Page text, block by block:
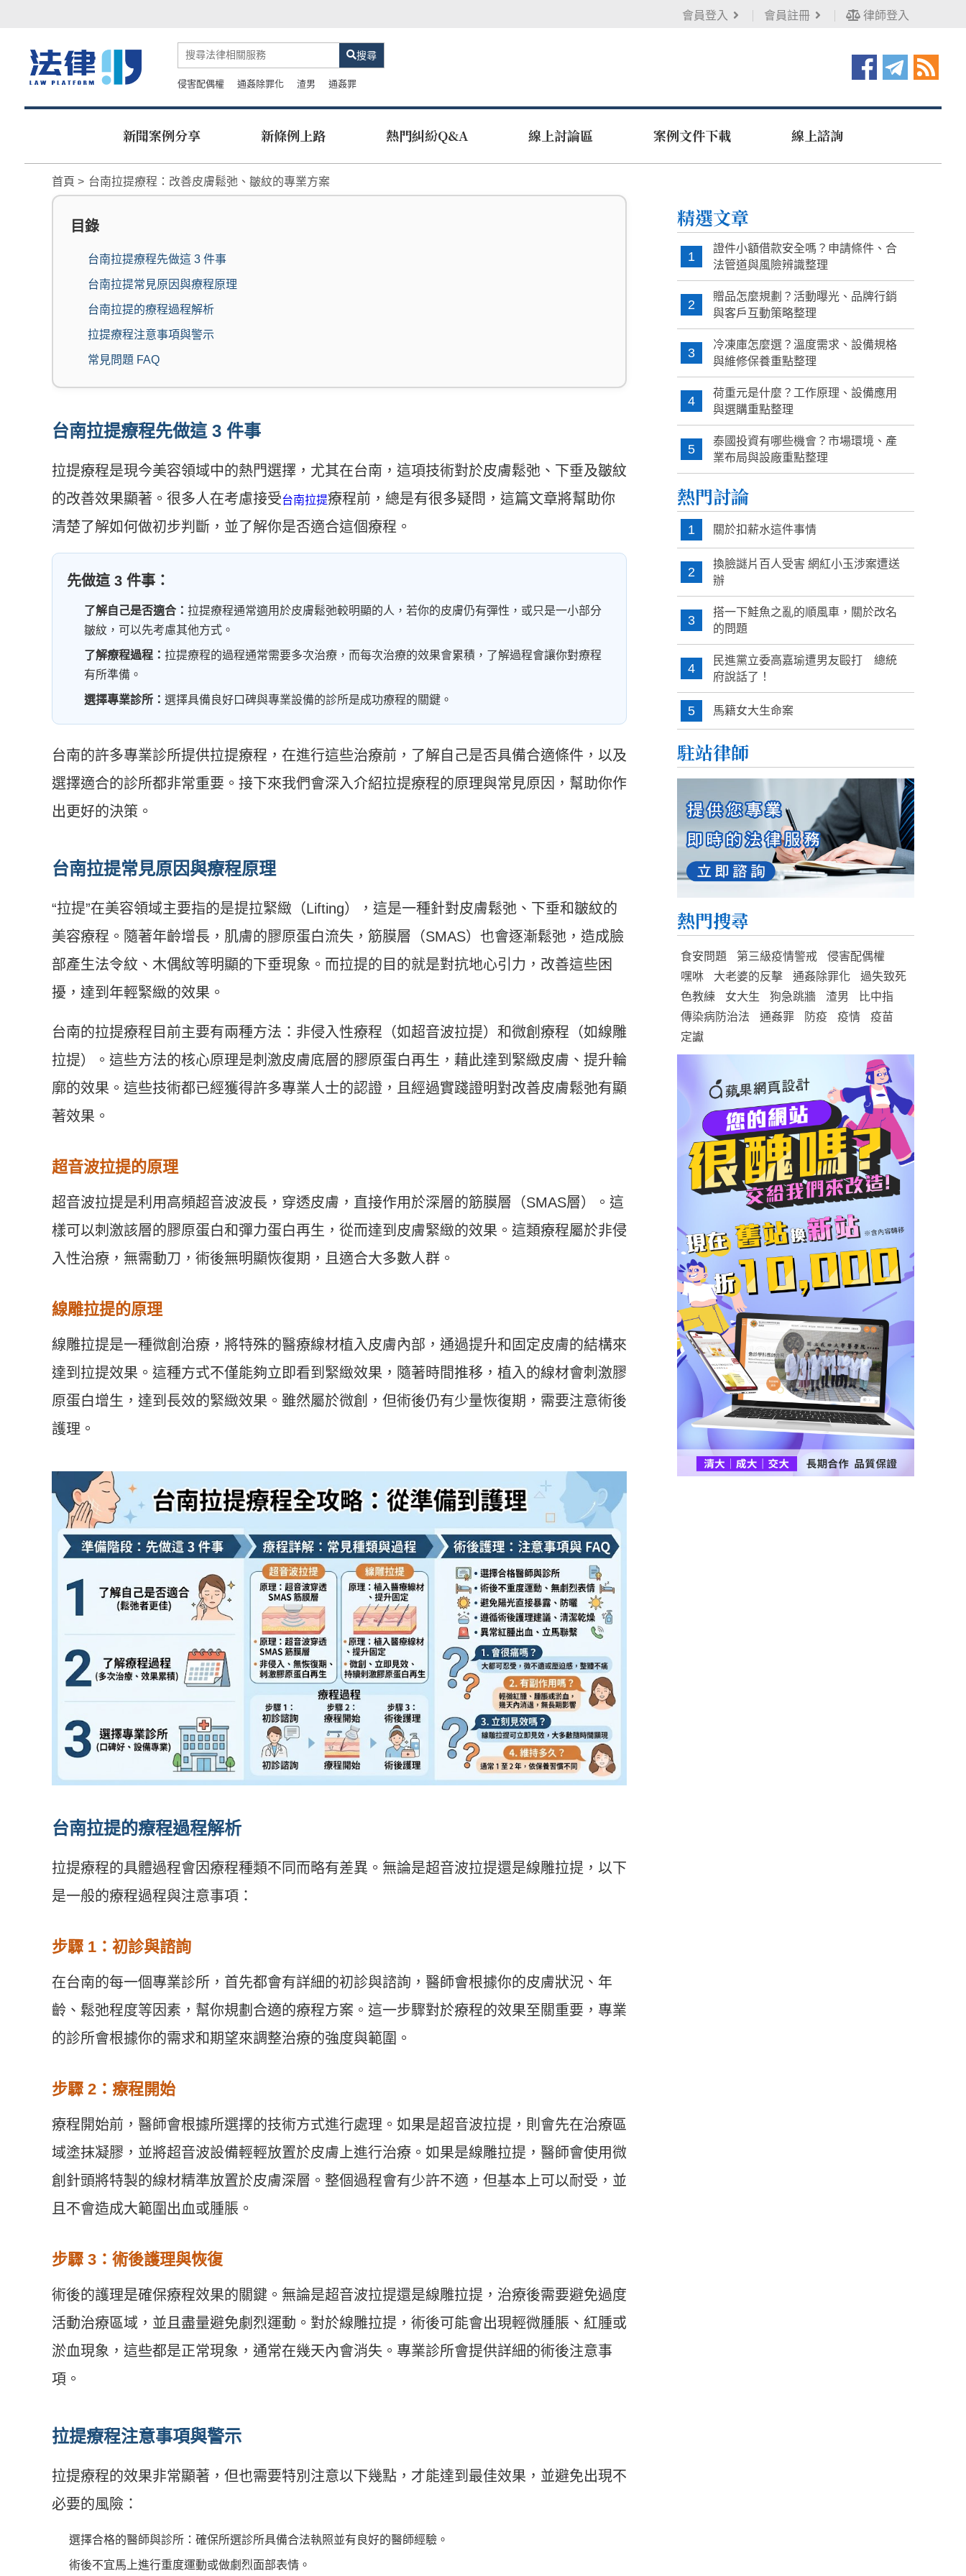
會員登入 會員註冊 律師登入
搜尋
侵害配偶權 通姦除罪化 渣男 通姦罪
新聞案例分享 新條例上路 熱門糾紛Q&A 線上討論區 案例文件下載 線上諮詢
首頁 台南拉提療程：改善皮膚鬆弛、皺紋的專業方案
目錄
台南拉提療程先做這 3 件事
台南拉提常見原因與療程原理
台南拉提的療程過程解析
拉提療程注意事項與警示
常見問題 FAQ
台南拉提療程先做這 3 件事
拉提療程是現今美容領域中的熱門選擇，尤其在台南，這項技術對於皮膚鬆弛、下垂及皺紋
的改善效果顯著。很多人在考慮接受台南拉提療程前，總是有很多疑問，這篇文章將幫助你
清楚了解如何做初步判斷，並了解你是否適合這個療程。
先做這 3 件事：
了解自己是否適合： 拉提療程通常適用於皮膚鬆弛較明顯的人，若你的皮膚仍有彈性，或只是一小部分
皺紋，可以先考慮其他方式。
了解療程過程： 拉提療程的過程通常需要多次治療，而每次治療的效果會累積，了解過程會讓你對療程
有所準備。
選擇專業診所： 選擇具備良好口碑與專業設備的診所是成功療程的關鍵。
台南的許多專業診所提供拉提療程，在進行這些治療前，了解自己是否具備合適條件，以及
選擇適合的診所都非常重要。接下來我們會深入介紹拉提療程的原理與常見原因，幫助你作
出更好的決策。
台南拉提常見原因與療程原理
“拉提”在美容領域主要指的是提拉緊緻（Lifting），這是一種針對皮膚鬆弛、下垂和皺紋的
美容療程。隨著年齡增長，肌膚的膠原蛋白流失，筋膜層（SMAS）也會逐漸鬆弛，造成臉
部產生法令紋、木偶紋等明顯的下垂現象。而拉提的目的就是對抗地心引力，改善這些困
擾，達到年輕緊緻的效果。
台南的拉提療程目前主要有兩種方法：非侵入性療程（如超音波拉提）和微創療程（如線雕
拉提）。這些方法的核心原理是刺激皮膚底層的膠原蛋白再生，藉此達到緊緻皮膚、提升輪
廓的效果。這些技術都已經獲得許多專業人士的認證，且經過實踐證明對改善皮膚鬆弛有顯
著效果。
超音波拉提的原理
超音波拉提是利用高頻超音波波長，穿透皮膚，直接作用於深層的筋膜層（SMAS層）。這
樣可以刺激該層的膠原蛋白和彈力蛋白再生，從而達到皮膚緊緻的效果。這類療程屬於非侵
入性治療，無需動刀，術後無明顯恢復期，且適合大多數人群。
線雕拉提的原理
線雕拉提是一種微創治療，將特殊的醫療線材植入皮膚內部，通過提升和固定皮膚的結構來
達到拉提效果。這種方式不僅能夠立即看到緊緻效果，隨著時間推移，植入的線材會刺激膠
原蛋白增生，達到長效的緊緻效果。雖然屬於微創，但術後仍有少量恢復期，需要注意術後
護理。
台南拉提的療程過程解析
拉提療程的具體過程會因療程種類不同而略有差異。無論是超音波拉提還是線雕拉提，以下
是一般的療程過程與注意事項：
步驟 1：初診與諮詢
在台南的每一個專業診所，首先都會有詳細的初診與諮詢，醫師會根據你的皮膚狀況、年
齡、鬆弛程度等因素，幫你規劃合適的療程方案。這一步驟對於療程的效果至關重要，專業
的診所會根據你的需求和期望來調整治療的強度與範圍。
步驟 2：療程開始
療程開始前，醫師會根據所選擇的技術方式進行處理。如果是超音波拉提，則會先在治療區
域塗抹凝膠，並將超音波設備輕輕放置於皮膚上進行治療。如果是線雕拉提，醫師會使用微
創針頭將特製的線材精準放置於皮膚深層。整個過程會有少許不適，但基本上可以耐受，並
且不會造成大範圍出血或腫脹。
步驟 3：術後護理與恢復
術後的護理是確保療程效果的關鍵。無論是超音波拉提還是線雕拉提，治療後需要避免過度
活動治療區域，並且盡量避免劇烈運動。對於線雕拉提，術後可能會出現輕微腫脹、紅腫或
淤血現象，這些都是正常現象，通常在幾天內會消失。專業診所會提供詳細的術後注意事
項。
拉提療程注意事項與警示
拉提療程的效果非常顯著，但也需要特別注意以下幾點，才能達到最佳效果，並避免出現不
必要的風險：
選擇合格的醫師與診所：確保所選診所具備合法執照並有良好的醫師經驗。
術後不宜馬上進行重度運動或做劇烈面部表情。
精選文章
1
證件小額借款安全嗎？申請條件、合
法管道與風險辨識整理
2
贈品怎麼規劃？活動曝光、品牌行銷
與客戶互動策略整理
3
冷凍庫怎麼選？溫度需求、設備規格
與維修保養重點整理
4
荷重元是什麼？工作原理、設備應用
與選購重點整理
5
泰國投資有哪些機會？市場環境、產
業布局與設廠重點整理
熱門討論
1 關於扣薪水這件事情
2
換臉謎片百人受害 網紅小玉涉案遭送
辦
3
搭一下鮭魚之亂的順風車，關於改名
的問題
4
民進黨立委高嘉瑜遭男友毆打 總統
府說話了！
5 馬籍女大生命案
駐站律師
熱門搜尋
食安問題 第三級疫情警戒
侵害配偶權
嘿咻
大老婆的反擊 通姦除罪化
過失致死
色教練
女大生 狗急跳牆 渣男
比中指
傳染病防治法
通姦罪 防疫 疫情
疫苗
定讞